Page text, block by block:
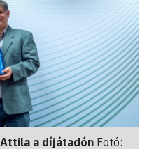
a díjátadón Fotó: